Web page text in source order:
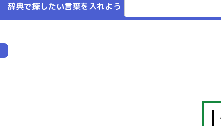
辞典で探したい言葉を入れよう